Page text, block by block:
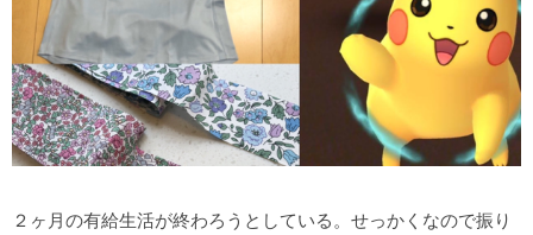
２ヶ月の有給生活が終わろうとしている。せっかくなので振り